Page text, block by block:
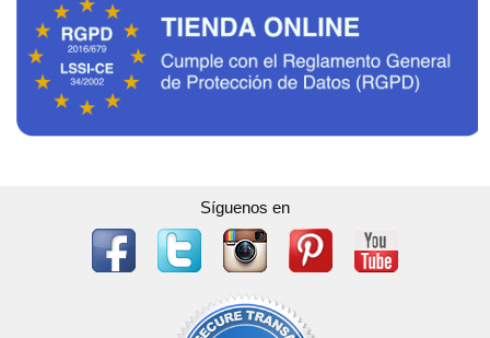
Síguenos en